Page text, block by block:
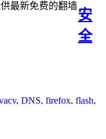
最新免费的翻墙
安
全
, DNS, firefox, flash,